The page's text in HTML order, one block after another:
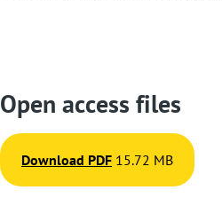
Open access files
Download PDF 15.72 MB